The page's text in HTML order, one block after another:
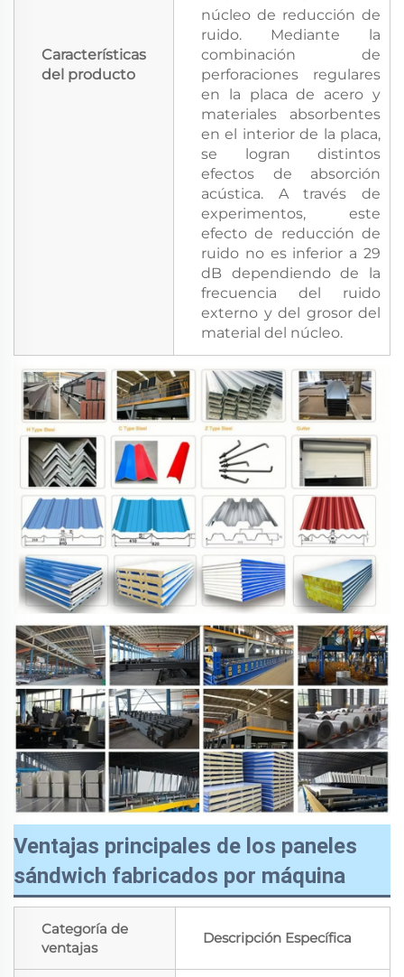
Características
del producto
núcleo de reducción de
ruido. Mediante la
combinación de
perforaciones regulares
en la placa de acero y
materiales absorbentes
en el interior de la placa,
se logran distintos
efectos de absorción
acústica. A través de
experimentos, este
efecto de reducción de
ruido no es inferior a 29
dB dependiendo de la
frecuencia del ruido
externo y del grosor del
material del núcleo.
Ventajas principales de los paneles
sándwich fabricados por máquina
Categoría de
ventajas
Descripción Específica